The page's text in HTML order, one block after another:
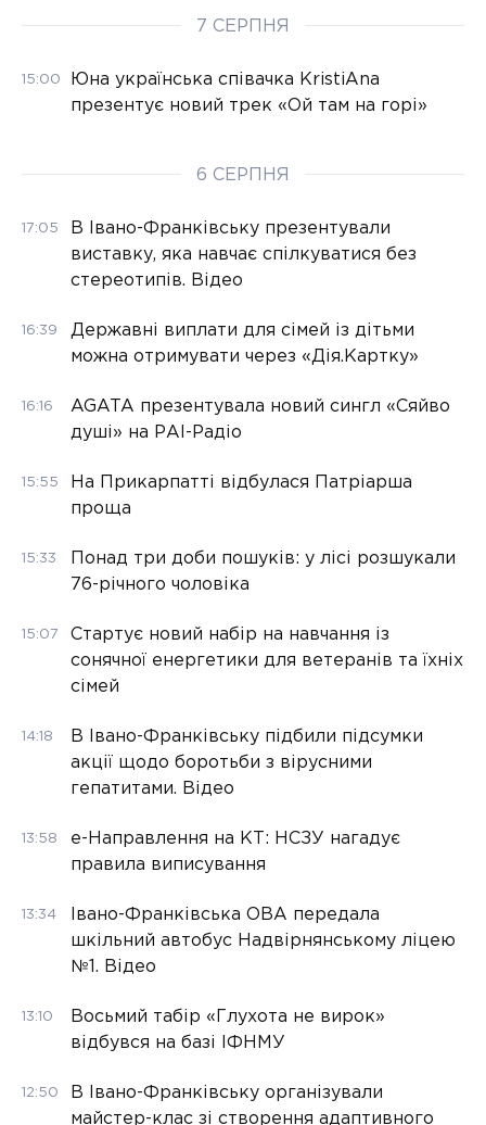
7 СЕРПНЯ
15:00
Юна українська співачка KristiAna
презентує новий трек «Ой там на горі»
6 СЕРПНЯ
17:05
В Івано-Франківську презентували
виставку, яка навчає спілкуватися без
стереотипів. Відео
16:39
Державні виплати для сімей із дітьми
можна отримувати через «Дія.Картку»
16:16
AGATA презентувала новий сингл «Сяйво
душі» на РАІ-Радіо
15:55
На Прикарпатті відбулася Патріарша
проща
15:33
Понад три доби пошуків: у лісі розшукали
76-річного чоловіка
15:07
Стартує новий набір на навчання із
сонячної енергетики для ветеранів та їхніх
сімей
14:18
В Івано-Франківську підбили підсумки
акції щодо боротьби з вірусними
гепатитами. Відео
13:58
е-Направлення на КТ: НСЗУ нагадує
правила виписування
13:34
Івано-Франківська ОВА передала
шкільний автобус Надвірнянському ліцею
№1. Відео
13:10
Восьмий табір «Глухота не вирок»
відбувся на базі ІФНМУ
12:50
В Івано-Франківську організували
майстер-клас зі створення адаптивного